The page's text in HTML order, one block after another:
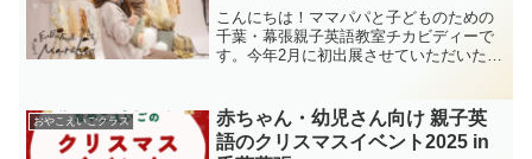
こんにちは！ママパパと子どものための
千葉・幕張親子英語教室チカビディーで
す。今年2月に初出展させていただいた、
ご参加いただき、「こんなふうに赤ちゃ
んとの生活...
おやこえいごクラス
赤ちゃん・幼児さん向け 親子英
語のクリスマスイベント2025 in